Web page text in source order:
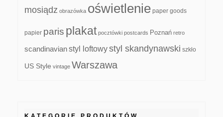
mosiądz obrazówka oświetlenie paper goods
papier paris plakat pocztówki postcards Poznań retro
scandinavianstyl loftowystyl skandynawski szkło
US Style vintage Warszawa